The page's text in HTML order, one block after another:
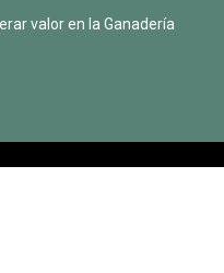
valor en la Ganadería